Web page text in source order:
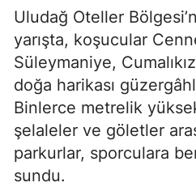
Uludağ Oteller
yarışta, koşucular
Süleymaniye,
doğa harikası
Binlerce metrelik
şelaleler ve göletler
parkurlar, sporculara
sundu.